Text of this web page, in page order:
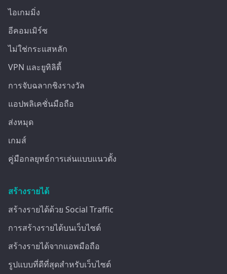
ไอเกมมิ่ง
อีคอมเมิร์ซ
ไม่ใช่กระแสหลัก
VPN และยูทิลิตี้
การจับฉลากชิงรางวัล
แอปพลิเคชั่นมือถือ
ส่งหมุด
เกมส์
คู่มือกลยุทธ์การเล่นแบบแนวตั้ง
สร้างรายได้
สร้างรายได้ด้วย Social Traffic
การสร้างรายได้บนเว็บไซต์
สร้างรายได้จากแอพมือถือ
รูปแบบที่ดีที่สุดสำหรับเว็บไซต์